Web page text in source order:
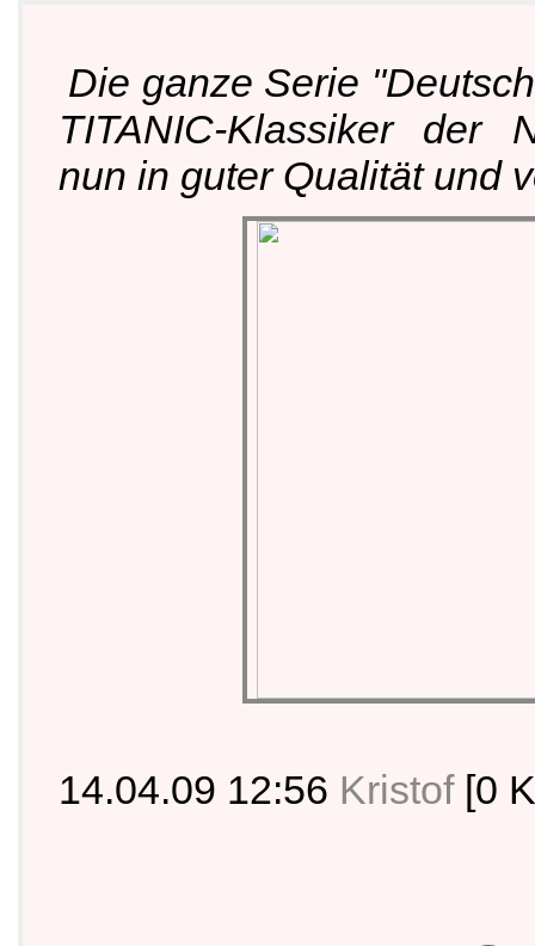
Die ganze Serie
TITANIC-Klassiker der
nun in guter Qualität und
14.04.09 12:56 Kristof [0